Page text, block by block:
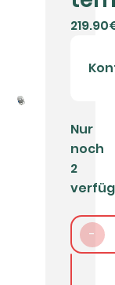
Nur
noch
2
-